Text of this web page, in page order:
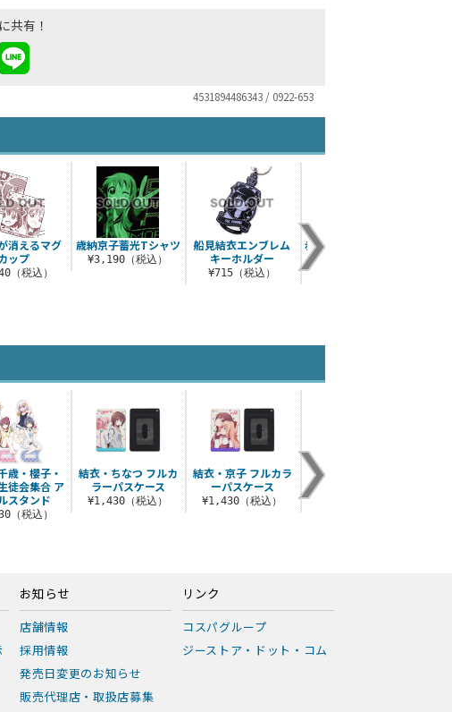
共有！
4531894486343 / 0922-653
消えるマグ
ップ
（税込）
歳納京子蓄光Tシャツ
¥3,190（税込）
船見結衣エンブレム
キーホルダー
¥715（税込）
赤座あかり蓄光Tシャ
歳・櫻子・
徒会集合 ア
スタンド
（税込）
結衣・ちなつ フルカ
ラーパスケース
¥1,430（税込）
結衣・京子 フルカラ
ーパスケース
¥1,430（税込）
あかり落ちもの Tシ
お知らせ
店舗情報
採用情報
発売日変更のお知らせ
販売代理店・取扱店募集
リンク
コスパグループ
ジーストア・ドット・コム